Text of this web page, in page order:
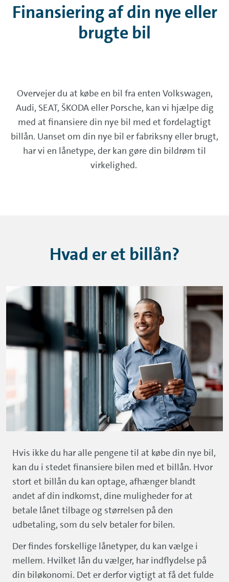
Finansiering af din nye eller
brugte bil
Overvejer du at købe en bil fra enten Volkswagen,
Audi, SEAT, ŠKODA eller Porsche, kan vi hjælpe dig
med at finansiere din nye bil med et fordelagtigt
billån. Uanset om din nye bil er fabriksny eller brugt,
har vi en lånetype, der kan gøre din bildrøm til
virkelighed.
Hvad er et billån?
Hvis ikke du har alle pengene til at købe din nye bil,
kan du i stedet finansiere bilen med et billån. Hvor
stort et billån du kan optage, afhænger blandt
andet af din indkomst, dine muligheder for at
betale lånet tilbage og størrelsen på den
udbetaling, som du selv betaler for bilen.
Der findes forskellige lånetyper, du kan vælge i
mellem. Hvilket lån du vælger, har indflydelse på
din biløkonomi. Det er derfor vigtigt at få det fulde